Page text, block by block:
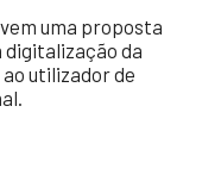
uma proposta
digitalização da
utilizador de